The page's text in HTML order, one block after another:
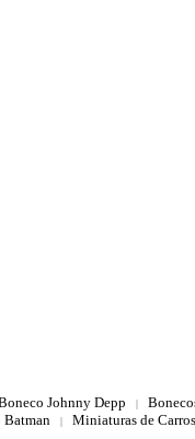
Johnny Depp |
Batman | Miniaturas de